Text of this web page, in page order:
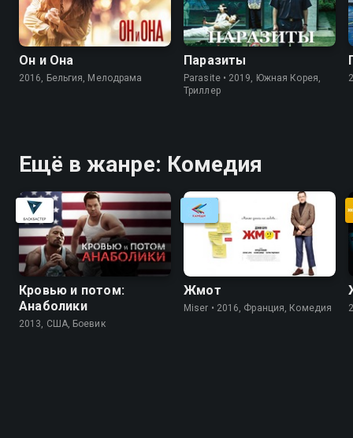
Он и Она
2016, Бельгия, Мелодрама
Паразиты
Parasite • 2019, Южная Корея,
Триллер
Ещё в жанре: Комедия
Кровью и потом:
Анаболики
2013, США, Боевик
Жмот
Miser • 2016, Франция, Комедия